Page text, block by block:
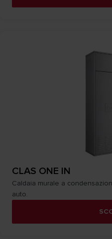
CLAS ONE IN
Caldaia murale a
auto.